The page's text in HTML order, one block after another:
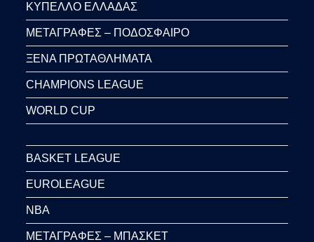
ΚΥΠΕΛΛΟ ΕΛΛΑΔΑΣ
ΜΕΤΑΓΡΑΦΕΣ – ΠΟΔΟΣΦΑΙΡΟ
ΞΕΝΑ ΠΡΩΤΑΘΛΗΜΑΤΑ
CHAMPIONS LEAGUE
WORLD CUP
BASKET LEAGUE
EUROLEAGUE
NBA
ΜΕΤΑΓΡΑΦΕΣ – ΜΠΑΣΚΕΤ